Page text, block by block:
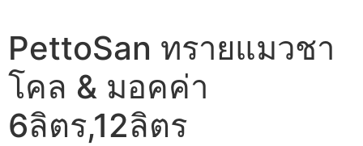
PettoSan ทรายแมวชา
โคล & มอคค่า
6ลิตร,12ลิตร